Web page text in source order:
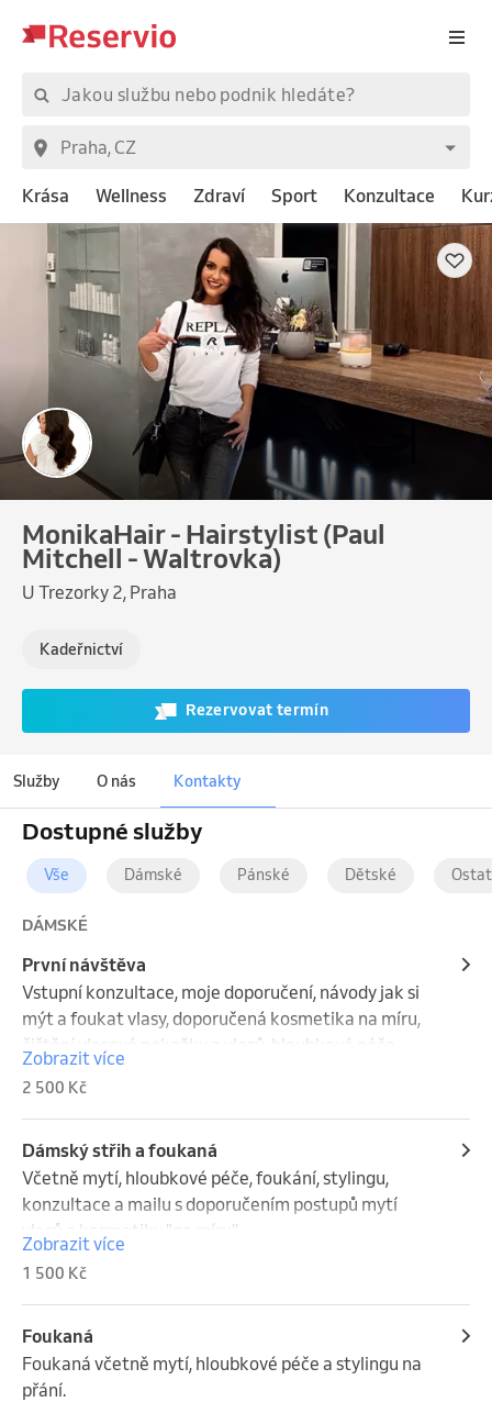
Krása Wellness Zdraví Sport Konzultace
MonikaHair - Hairstylist (Paul
Mitchell - Waltrovka)
U Trezorky 2, Praha
Kadeřnictví
Rezervovat termín
Služby O nás Kontakty
Dostupné služby
Vše Dámské Pánské Dětské
DÁMSKÉ
První návštěva
Vstupní konzultace, moje doporučení, návody jak si
mýt a foukat vlasy, doporučená kosmetika na míru,
čištění vlasové pokožky a vlasů, hloubková péče,
střih. Aby se barva/přeliv, Balayage/melír
nevymývaly a vlasy byly krásné, zdravé a lesklé s
okamžitým zlepšením kvality, je třeba vlasy vyčistit s
pH 9, abych pracovala s "čistým plátnem" a výsledek
byl 100% včetně jeho trvání a jednodušší úpravy
doma.
Zobrazit více
2 500 Kč
Dámský střih a foukaná
Včetně mytí, hloubkové péče, foukání, stylingu,
konzultace a mailu s doporučením postupů mytí
vlasů a kosmetiky "na míru".
Zobrazit více
1 500 Kč
Foukaná
Foukaná včetně mytí, hloubkové péče a stylingu na
přání.